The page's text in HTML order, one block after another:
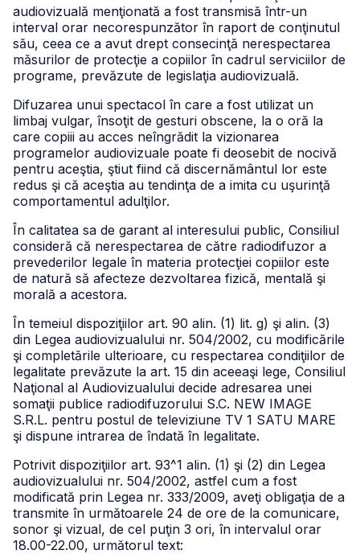
audiovizuală menţionată a fost transmisă într-un
interval orar necorespunzător în raport de conţinutul
său, ceea ce a avut drept consecinţă nerespectarea
măsurilor de protecţie a copiilor în cadrul serviciilor de
programe, prevăzute de legislaţia audiovizuală.
Difuzarea unui spectacol în care a fost utilizat un
limbaj vulgar, însoţit de gesturi obscene, la o oră la
care copiii au acces neîngrădit la vizionarea
programelor audiovizuale poate fi deosebit de nocivă
pentru aceştia, ştiut fiind că discernământul lor este
redus şi că aceştia au tendinţa de a imita cu uşurinţă
comportamentul adulţilor.
În calitatea sa de garant al interesului public, Consiliul
consideră că nerespectarea de către radiodifuzor a
prevederilor legale în materia protecţiei copiilor este
de natură să afecteze dezvoltarea fizică, mentală şi
morală a acestora.
În temeiul dispoziţiilor art. 90 alin. (1) lit. g) şi alin. (3)
din Legea audiovizualului nr. 504/2002, cu modificările
şi completările ulterioare, cu respectarea condiţiilor de
legalitate prevăzute la art. 15 din aceeaşi lege, Consiliul
Naţional al Audiovizualului decide adresarea unei
somaţii publice radiodifuzorului S.C. NEW IMAGE
S.R.L. pentru postul de televiziune TV 1 SATU MARE
şi dispune intrarea de îndată în legalitate.
Potrivit dispoziţiilor art. 93^1 alin. (1) şi (2) din Legea
audiovizualului nr. 504/2002, astfel cum a fost
modificată prin Legea nr. 333/2009, aveţi obligaţia de a
transmite în următoarele 24 de ore de la comunicare,
sonor şi vizual, de cel puţin 3 ori, în intervalul orar
18.00-22.00, următorul text: